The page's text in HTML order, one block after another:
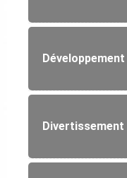
AGRICULTURE
Réunion des
Divertissement